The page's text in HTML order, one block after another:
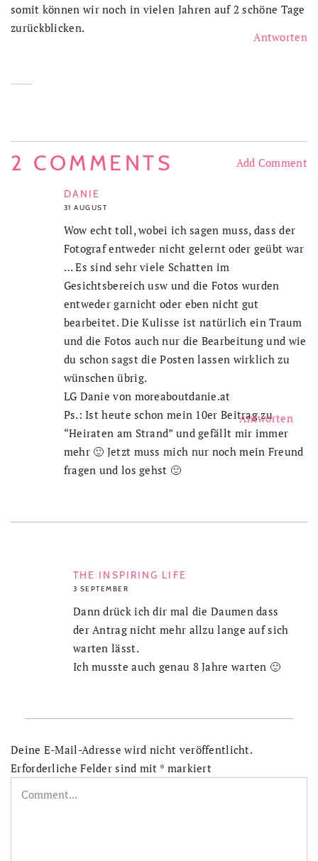
somit können wir noch in vielen Jahren auf 2 schöne Tage
zurückblicken.
2 COMMENTS Add Comment
DANIE
31 AUGUST
Antworten
Wow echt toll, wobei ich sagen muss, dass der
Fotograf entweder nicht gelernt oder geübt war
… Es sind sehr viele Schatten im
Gesichtsbereich usw und die Fotos wurden
entweder garnicht oder eben nicht gut
bearbeitet. Die Kulisse ist natürlich ein Traum
und die Fotos auch nur die Bearbeitung und wie
du schon sagst die Posten lassen wirklich zu
wünschen übrig.
LG Danie von moreaboutdanie.at
Ps.: Ist heute schon mein 10er Beitrag zu
“Heiraten am Strand” und gefällt mir immer
mehr 🙂 Jetzt muss mich nur noch mein Freund
fragen und los gehst 🙂
THE INSPIRING LIFE
3 SEPTEMBER
Antworten
Dann drück ich dir mal die Daumen dass
der Antrag nicht mehr allzu lange auf sich
warten lässt.
Ich musste auch genau 8 Jahre warten 🙂
Deine E-Mail-Adresse wird nicht veröffentlicht.
Erforderliche Felder sind mit * markiert